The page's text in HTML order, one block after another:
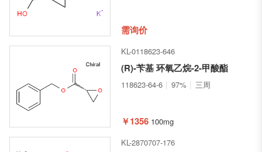
需询价
KL-0118623-646
(R)-苄基 环氧乙烷-2-甲酸酯
118623-64-6 97% 三周
￥1356 100mg
KL-2870707-176